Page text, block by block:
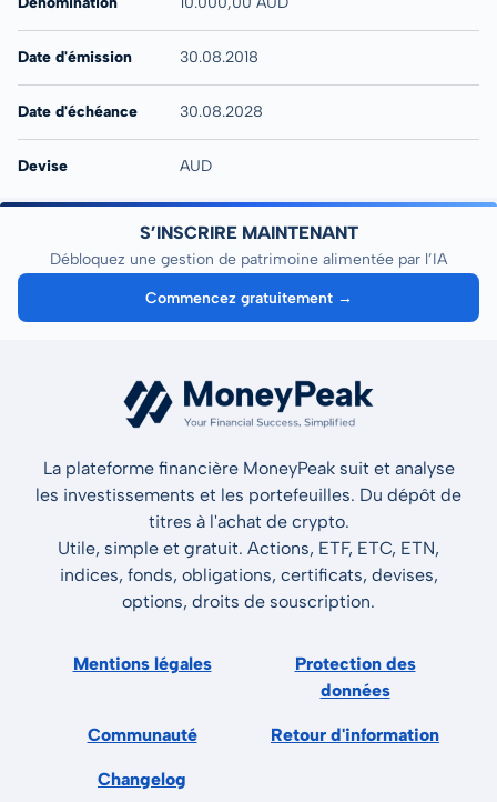
Date d'émission 30.08.2018
Date d'échéance 30.08.2028
Devise AUD
S’INSCRIRE MAINTENANT
Débloquez une gestion de patrimoine alimentée par l’IA
Commencez gratuitement →
La plateforme financière MoneyPeak suit et analyse
les investissements et les portefeuilles. Du dépôt de
titres à l'achat de crypto.
Utile, simple et gratuit. Actions, ETF, ETC, ETN,
indices, fonds, obligations, certificats, devises,
options, droits de souscription.
Mentions légales
Protection des
données
Communauté Retour d'information
Changelog